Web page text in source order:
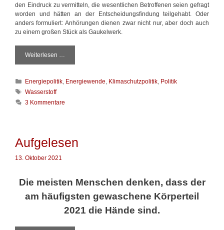
den Eindruck zu vermitteln, die wesentlichen Betroffenen seien gefragt
worden und hätten an der Entscheidungsfindung teilgehabt. Oder
anders formuliert: Anhörungen dienen zwar nicht nur, aber doch auch
zu einem großen Stück als Gaukelwerk.
Weiterlesen …
n
ö
a
i
S
t
c
K
a
t
i
n
Energiepolitik, Energiewende, Klimaschutzpolitik, Politik
S
c
w
ö
e
Wasserstoff
3 Kommentare
Aufgelesen
13. Oktober 2021
Die meisten Menschen denken, dass der
am häufigsten gewaschene Körperteil
2021 die Hände sind.